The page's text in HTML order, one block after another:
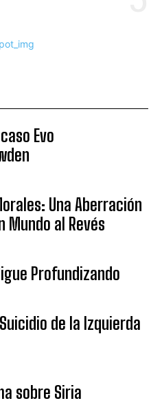
Evo
Una Aberración
Mundo al Revés
Profundizando
de la Izquierda
sobre Siria